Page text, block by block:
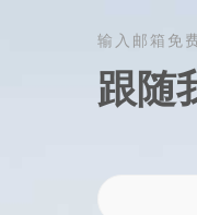
输入邮箱免
跟随